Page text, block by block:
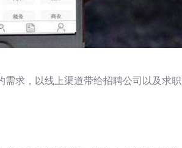
求，以线上渠道带给招聘公司以及求职